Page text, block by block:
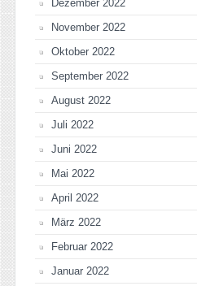
Dezember 2022
November 2022
Oktober 2022
September 2022
August 2022
Juli 2022
Juni 2022
Mai 2022
April 2022
März 2022
Februar 2022
Januar 2022